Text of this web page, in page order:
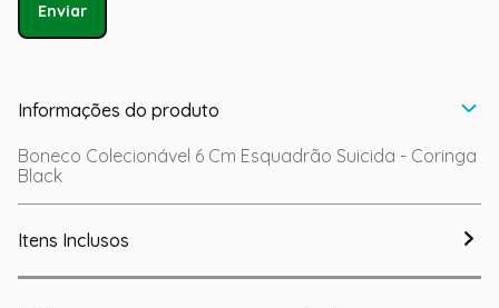
Enviar
Informações do produto
Boneco Colecionável 6 Cm Esquadrão Suicida - Coringa
Black
Itens Inclusos